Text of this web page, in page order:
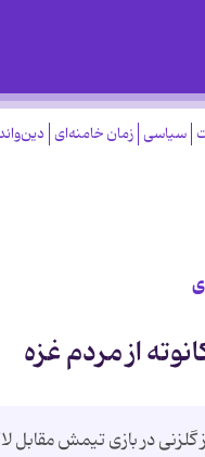
سیاسی زمان خامنه‌ای
از مردم غزه
در بازی تیمش مقابل